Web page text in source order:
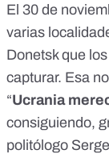
El 30 de
varias
Donetsk que
capturar. Esa
“Ucrania
consiguiendo,
politólogo